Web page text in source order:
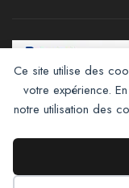
Ce site utilise des
votre expérience.
notre utilisation des
Afroclass